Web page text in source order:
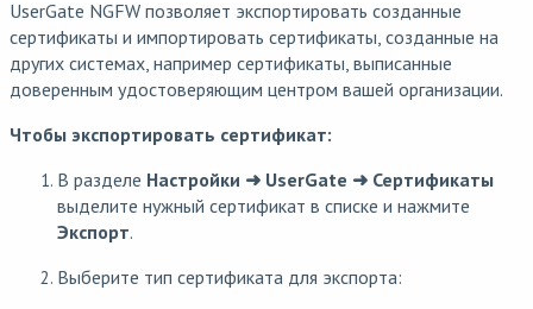
UserGate NGFW позволяет экспортировать созданные
сертификаты и импортировать сертификаты, созданные на
других системах, например сертификаты, выписанные
доверенным удостоверяющим центром вашей организации.
Чтобы экспортировать сертификат:
В разделе Настройки ➜ UserGate ➜ Сертификаты
выделите нужный сертификат в списке и нажмите
Экспорт.
Выберите тип сертификата для экспорта: